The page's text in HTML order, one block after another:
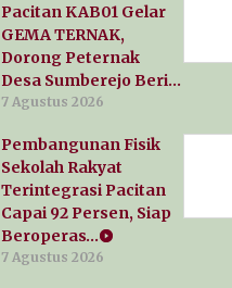
Pacitan KAB01 Gelar
GEMA TERNAK,
Dorong Peternak
Desa Sumberejo Beri…
7 Agustus 2026
Pembangunan Fisik
Sekolah Rakyat
Terintegrasi Pacitan
Capai 92 Persen, Siap
Beroperas…
7 Agustus 2026